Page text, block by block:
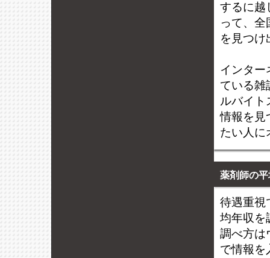
するに越
って、
を見つけ
インター
ている雑
ルバイト
情報を見
たい人に
薬剤師の
待遇重視
均年収を
調べ方は
で情報を